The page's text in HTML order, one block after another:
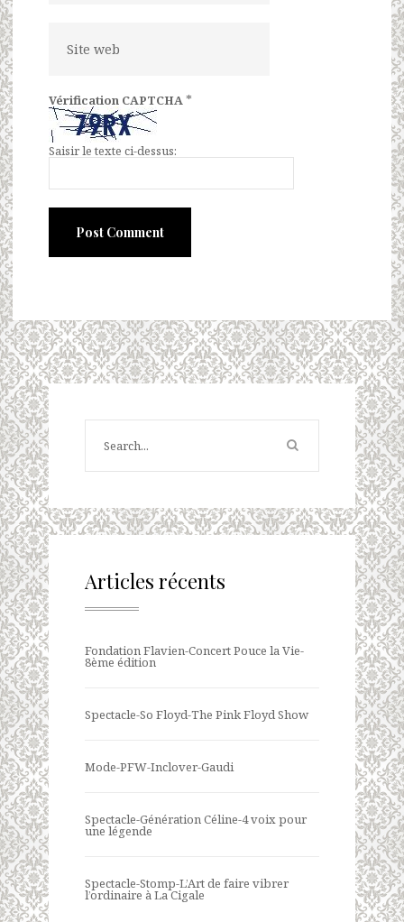
Vérification CAPTCHA *
Saisir le texte ci-dessus:
Articles récents
Fondation Flavien-Concert Pouce la Vie-
8ème édition
Spectacle-So Floyd-The Pink Floyd Show
Mode-PFW-Inclover-Gaudi
Spectacle-Génération Céline-4 voix pour
une légende
Spectacle-Stomp-L’Art de faire vibrer
l’ordinaire à La Cigale